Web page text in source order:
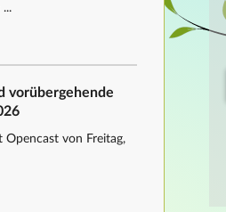
vorübergehende
von Freitag,